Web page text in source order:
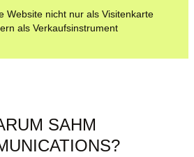
Website nicht nur als Visitenkarte
als Verkaufsinstrument
SAHM